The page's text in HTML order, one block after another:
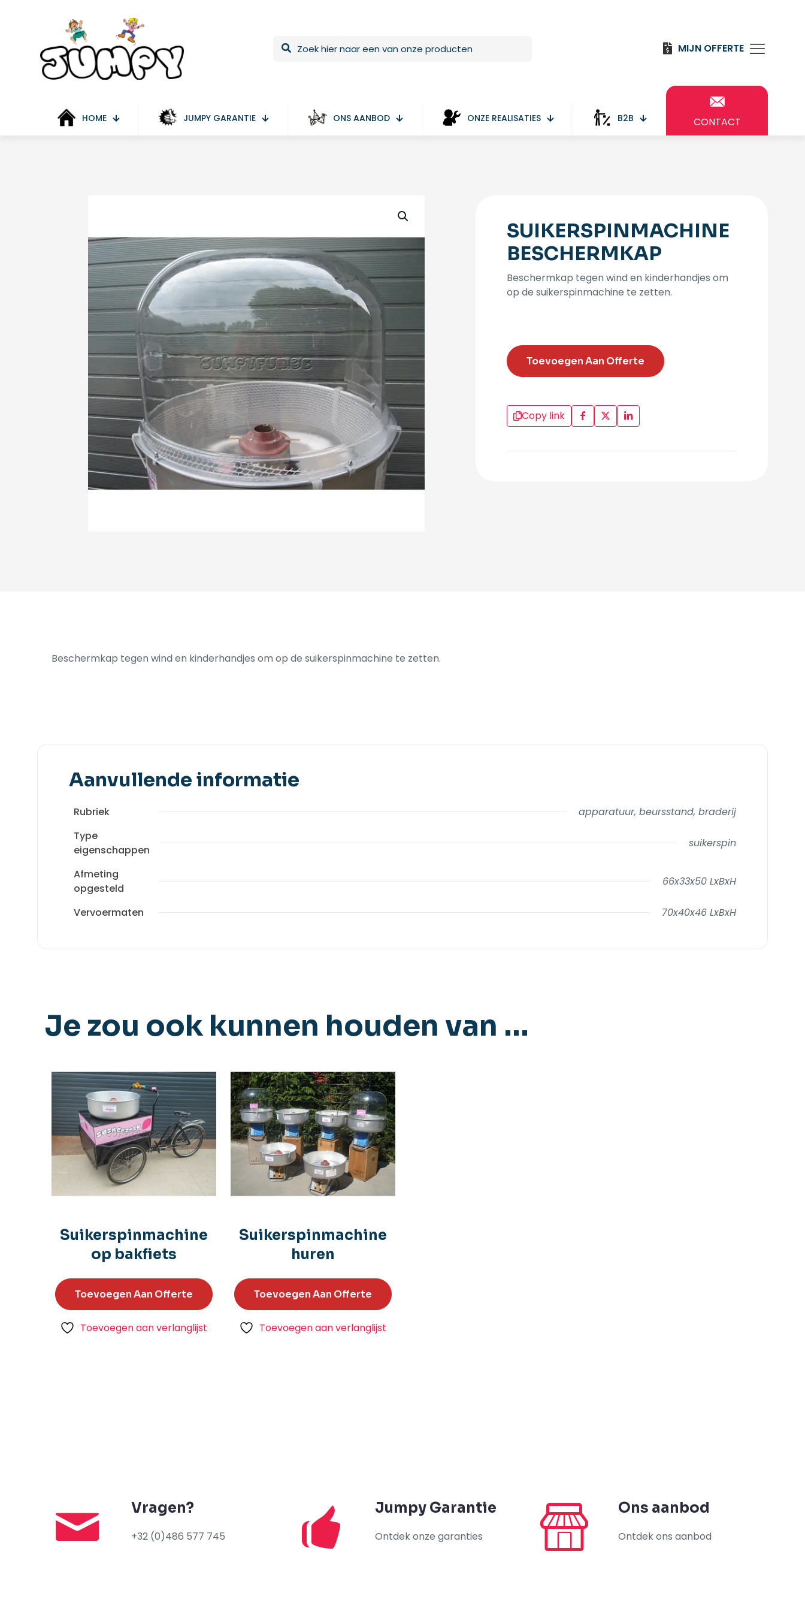
MIJN OFFERTE
HOME JUMPY GARANTIE ONS AANBOD ONZE REALISATIES B2B CONTACT
SUIKERSPINMACHINE
BESCHERMKAP
Beschermkap tegen wind en kinderhandjes om
op de suikerspinmachine te zetten.
Toevoegen Aan Offerte
Copy link
Beschermkap tegen wind en kinderhandjes om op de suikerspinmachine te zetten.
Aanvullende informatie
Rubriek
apparatuur, beursstand, braderij
Type
eigenschappen
suikerspin
Afmeting
opgesteld
66x33x50 LxBxH
Vervoermaten 70x40x46 LxBxH
Je zou ook kunnen houden van …
Suikerspinmachine
op bakfiets
Toevoegen Aan Offerte
Toevoegen aan verlanglijst
Suikerspinmachine
huren
Toevoegen Aan Offerte
Toevoegen aan verlanglijst
Vragen?
+32 (0)486 577 745
Jumpy Garantie
Ontdek onze garanties
Ons aanbod
Ontdek ons aanbod